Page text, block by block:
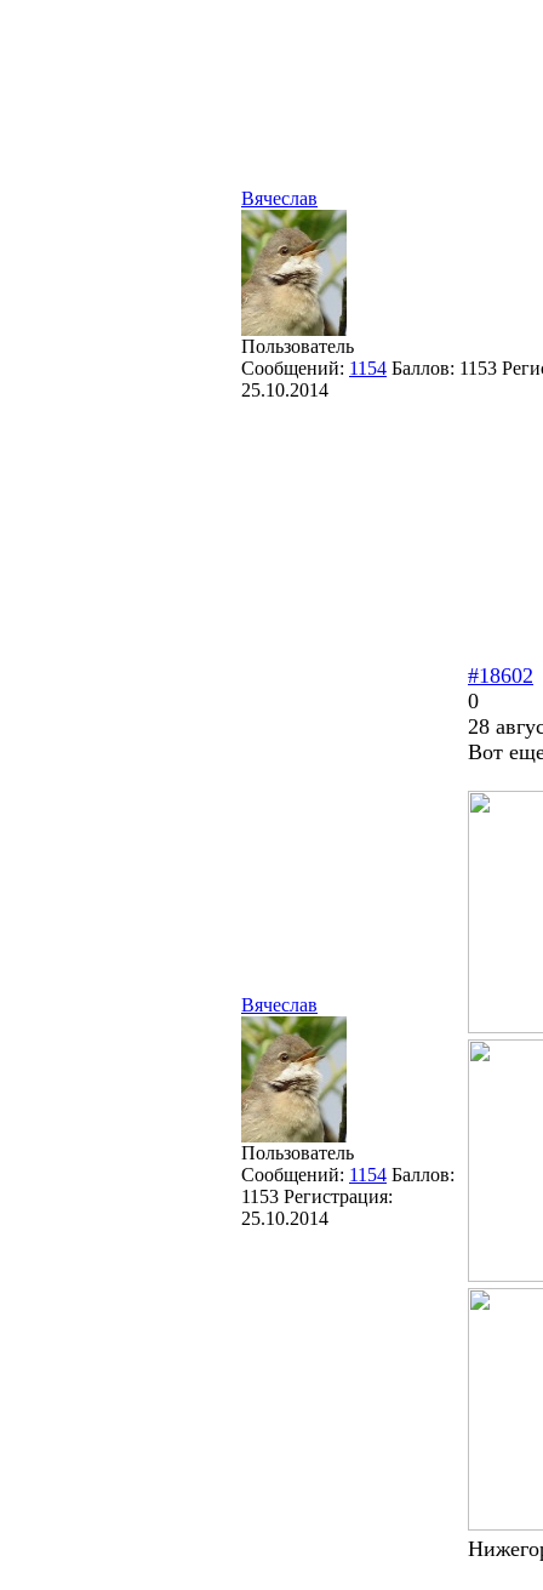
Вячеслав
Пользователь
Сообщений: 1154 Баллов: 1153
25.10.2014
Вячеслав
Пользователь
Сообщений: 1154 Баллов:
1153 Регистрация:
25.10.2014
#18602
0
28
Вот